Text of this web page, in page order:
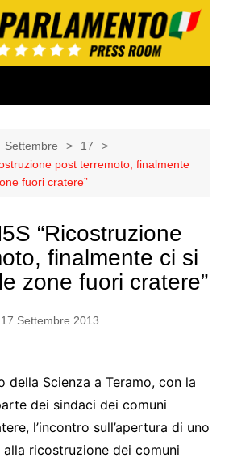
Settembre
17
post terremoto, finalmente
fuori cratere”
“Ricostruzione
finalmente ci si
zone fuori cratere”
17 Settembre 2013
della Scienza a Teramo, con la
dei sindaci dei comuni
l’incontro sull’apertura di uno
ricostruzione dei comuni